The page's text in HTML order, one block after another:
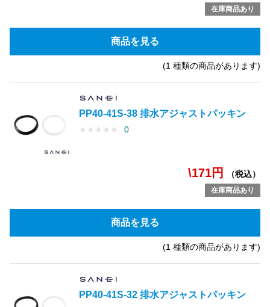
在庫商品あり
商品を見る
(1 種類の商品があります)
PP40-41S-38 排水アジャストパッキン
★ ★ ★ ★ ★ 0
\171円 （税込）
在庫商品あり
商品を見る
(1 種類の商品があります)
PP40-41S-32 排水アジャストパッキン